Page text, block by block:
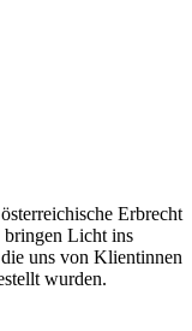
Erbrecht
bringen Licht ins
uns von Klientinnen
wurden.